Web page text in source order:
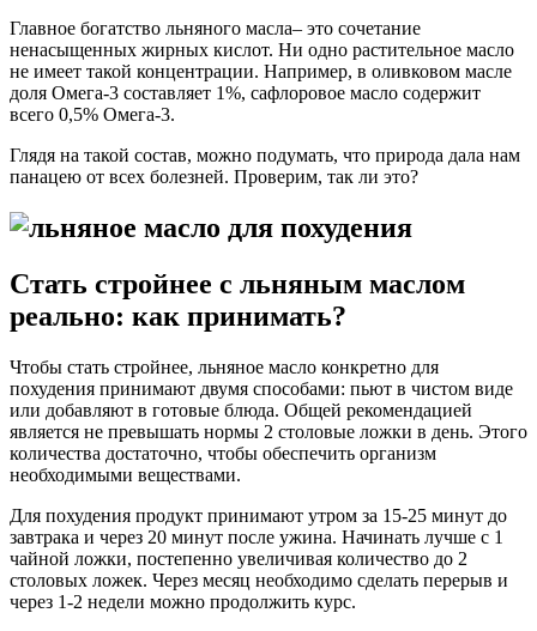
Главное богатство льняного масла– это сочетание
ненасыщенных жирных кислот. Ни одно растительное масло
не имеет такой концентрации. Например, в оливковом масле
доля Омега-3 составляет 1%, сафлоровое масло содержит
всего 0,5% Омега-3.
Глядя на такой состав, можно подумать, что природа дала нам
панацею от всех болезней. Проверим, так ли это?
Стать стройнее с льняным маслом
реально: как принимать?
Чтобы стать стройнее, льняное масло конкретно для
похудения принимают двумя способами: пьют в чистом виде
или добавляют в готовые блюда. Общей рекомендацией
является не превышать нормы 2 столовые ложки в день. Этого
количества достаточно, чтобы обеспечить организм
необходимыми веществами.
Для похудения продукт принимают утром за 15-25 минут до
завтрака и через 20 минут после ужина. Начинать лучше с 1
чайной ложки, постепенно увеличивая количество до 2
столовых ложек. Через месяц необходимо сделать перерыв и
через 1-2 недели можно продолжить курс.